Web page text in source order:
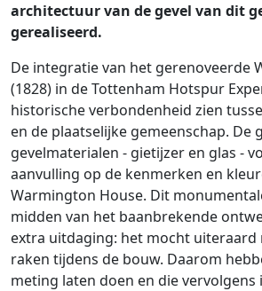
architectuur van de gevel van dit
gerealiseerd.
De integratie van het gerenoveerde
(1828) in de Tottenham Hotspur
historische verbondenheid zien
en de plaatselijke gemeenschap. De
gevelmaterialen - gietijzer en glas -
aanvulling op de kenmerken en
Warmington House. Dit
midden van het baanbrekende
extra uitdaging: het mocht uiteraard
raken tijdens de bouw. Daarom
meting laten doen en die